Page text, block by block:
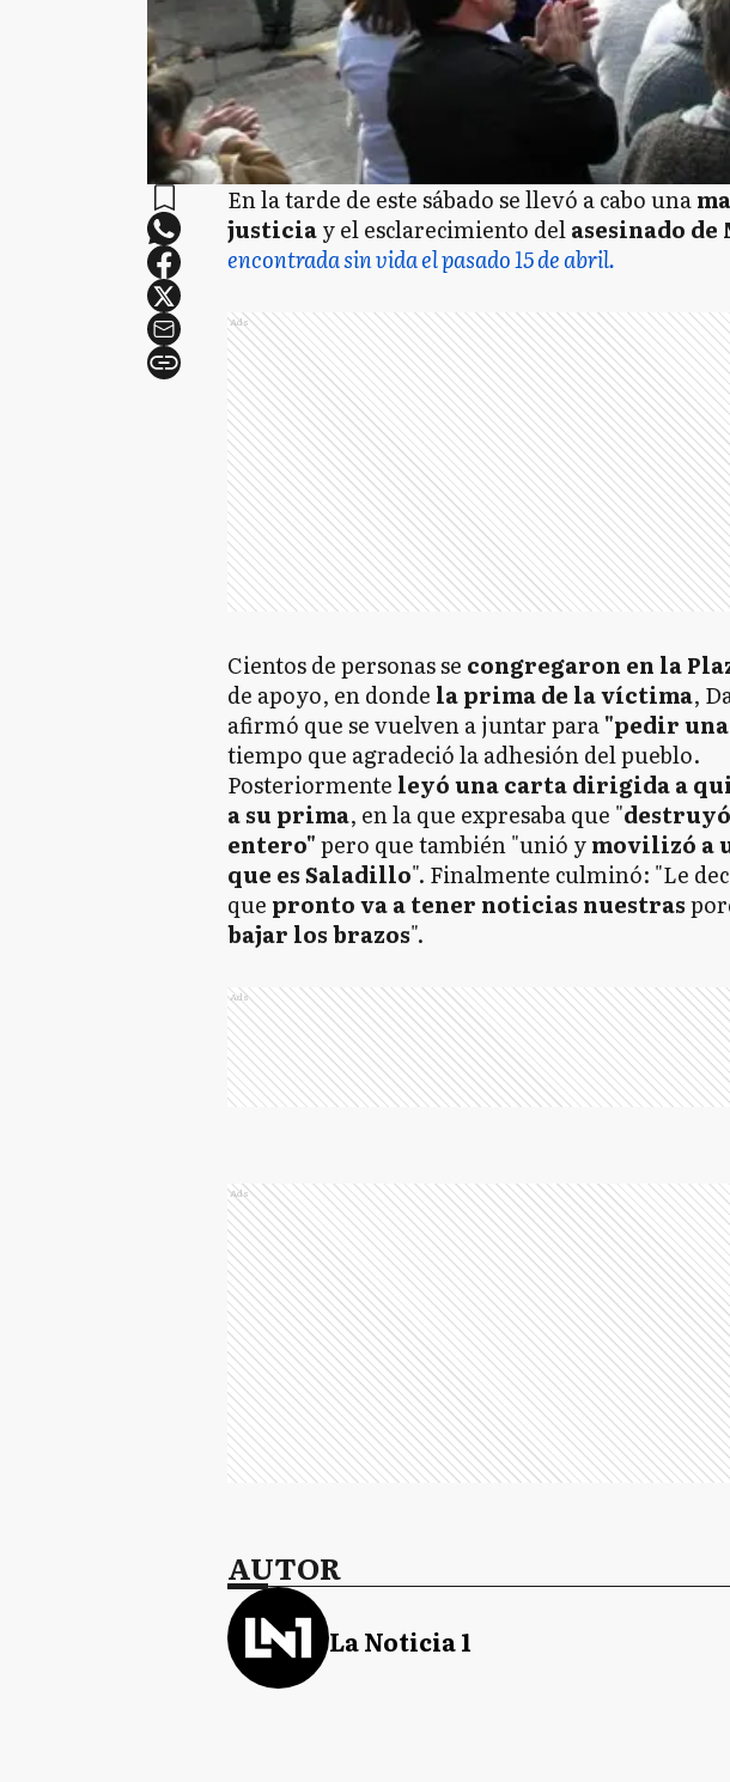
En la tarde de este sábado se llevó a cabo una
justiciay el esclarecimiento delasesinado
encontrada sin vida el pasado 15 de abril.
Ads
Cientos de personas se congregaron en la
de apoyo, en donde la prima de la víctima,
afirmó que se vuelven a juntar para"pedir
tiempo que agradeció la adhesión del pueblo.
Posteriormente leyó una carta dirigida a
a su prima, en la que expresaba que "
entero"pero que también "unió ymovilizó a
que es Saladillo". Finalmente culminó: "Le
que pronto va a tener noticias nuestras
bajar los brazos".
Ads
Ads
AUTOR
La Noticia 1